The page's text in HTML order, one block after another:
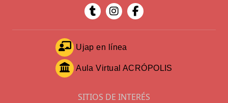
Ujap en línea
Aula Virtual ACRÓPOLIS
SITIOS DE INTERÉS